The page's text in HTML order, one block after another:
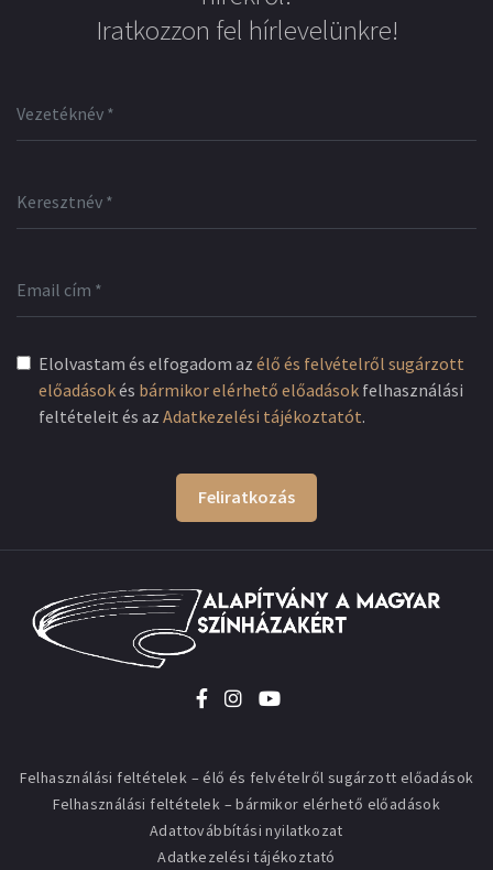
Iratkozzon fel hírlevelünkre!
Elolvastam és elfogadom az élő és felvételről sugárzott
előadásokés bármikor elérhető előadások felhasználási
feltételeit és az Adatkezelési tájékoztatót.
Feliratkozás
Felhasználási feltételek – élő és felvételről sugárzott előadások
Felhasználási feltételek – bármikor elérhető előadások
Adattovábbítási nyilatkozat
Adatkezelési tájékoztató